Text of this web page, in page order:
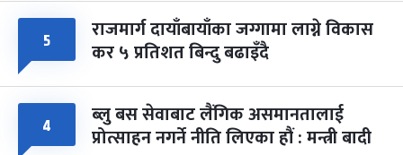
५ राजमार्ग दायाँबायाँका जग्गामा लाग्ने विकास
कर ५ प्रतिशत बिन्दु बढाइँदै
४ ब्लु बस सेवाबाट लैंगिक असमानतालाई
प्रोत्साहन नगर्ने नीति लिएका हौं : मन्त्री बादी